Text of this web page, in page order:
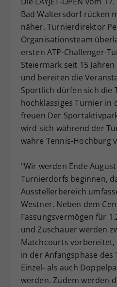
Bad Waltersdorf rücken
näher. Turnierdirektor
Organisationsteam
ersten ATP-Challenger-
Steiermark seit 15
und bereiten die
Sportlich dürfen sich die
hochklassiges Turnier in
freuen Der
wird sich während der
wahre Tennis-Hochburg
"Wir werden Ende
Turnierdorfs beginnen,
Ausstellerbereich
Westner. Neben dem
Fassungsvermögen für
und Zuschauer werden
Matchcourts vorbereitet,
in der Anfangsphase
Einzel- als auch
werden. Zudem werden
Zweck
Dieser Wert
historische
Webseiten-
hat.